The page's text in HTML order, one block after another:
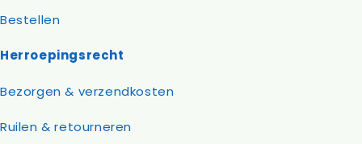
Bestellen
Herroepingsrecht
Bezorgen & verzendkosten
Ruilen & retourneren